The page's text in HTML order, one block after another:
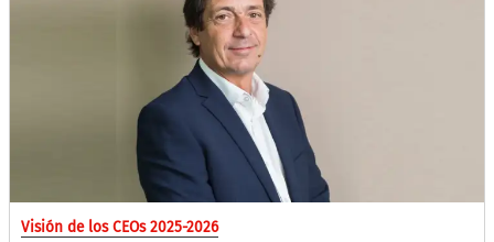
Visión de los CEOs 2025-2026